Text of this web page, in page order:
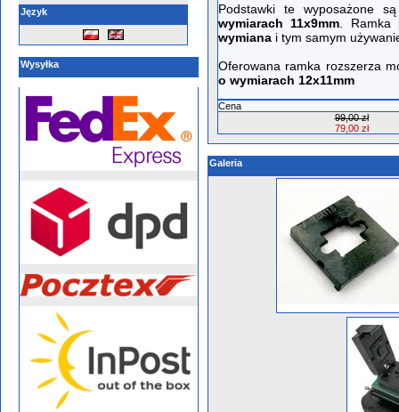
Język
Wysyłka
Podstawki te wyposażone
wymiarach 11x9mm .
wymiana i tym samym
Oferowana ramka rozszerza
o wymiarach 12x11mm
Cena
99,00 zł
79,00 zł
Galeria